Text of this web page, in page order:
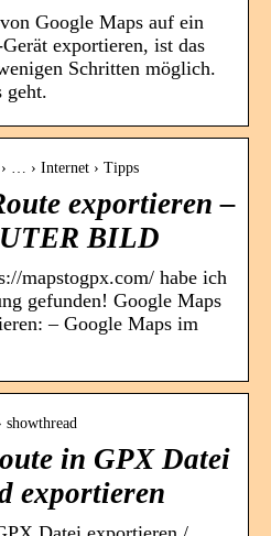
Google Maps auf ein
exportieren, ist das
Schritten möglich.
geht.
… › Internet › Tipps
exportieren –
BILD
mapstogpx.com/ habe ich
gefunden! Google Maps
– Google Maps im
in GPX Datei
exportieren